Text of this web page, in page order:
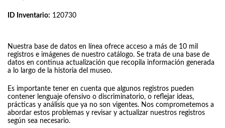
ID Inventario: 120730
Nuestra base de datos en línea ofrece acceso a más de 10 mil
registros e imágenes de nuestro catálogo. Se trata de una base de
datos en continua actualización que recopila información generada
a lo largo de la historia del museo.
Es importante tener en cuenta que algunos registros pueden
contener lenguaje ofensivo o discriminatorio, o reflejar ideas,
prácticas y análisis que ya no son vigentes. Nos comprometemos a
abordar estos problemas y revisar y actualizar nuestros registros
según sea necesario.